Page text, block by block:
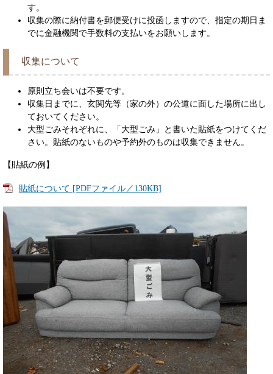
す。
収集の際に納付書を郵便受けに投函しますので、指定の期日ま
でに金融機関で手数料の支払いをお願いします。
収集について
原則立ち会いは不要です。
収集日までに、玄関先等（家の外）の公道に面した場所に出し
ておいてください。
大型ごみそれぞれに、「大型ごみ」と書いた貼紙をつけてくだ
さい。貼紙のないものや予約外のものは収集できません。
【貼紙の例】
貼紙について [PDFファイル／130KB]